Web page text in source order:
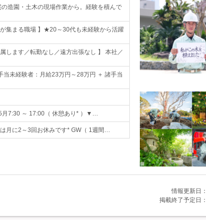
造園・土木の現場作業から。経験を積んで
集まる職場 】★20～30代も未経験から活躍
します／転勤なし／遠方出張なし 】 本社／
未経験者：月給23万円～28万円 ＋ 諸手当
月7:30 ～ 17:00（ 休憩あり* ）▼…
月に2～3回お休みです* GW（ 1週間…
情報更新日：
掲載終了予定日：